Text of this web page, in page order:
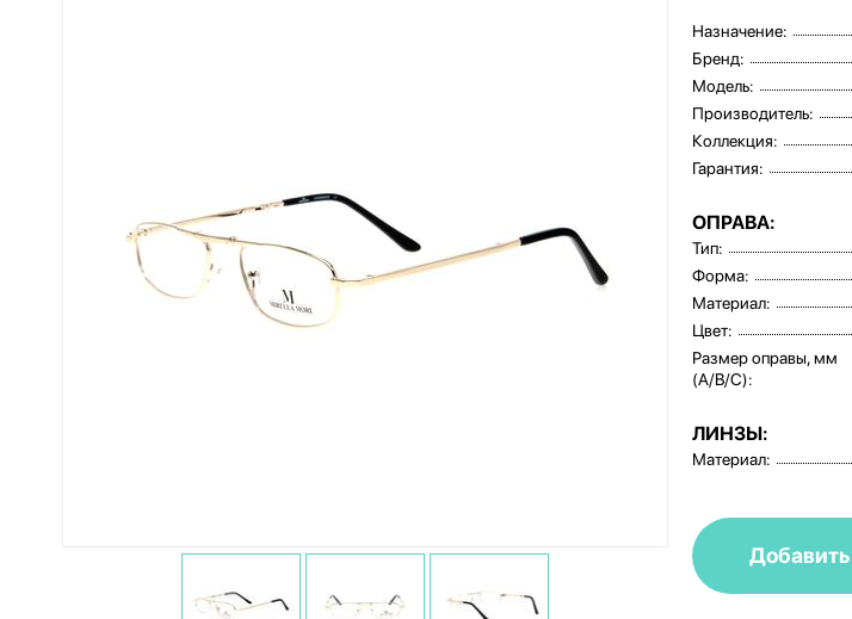
Назначение:
Бренд:
Модель:
Производитель:
Коллекция:
Гарантия:
ОПРАВА:
Тип:
Форма:
Материал:
Цвет:
Размер оправы, мм
(A/B/C):
ЛИНЗЫ:
Материал: